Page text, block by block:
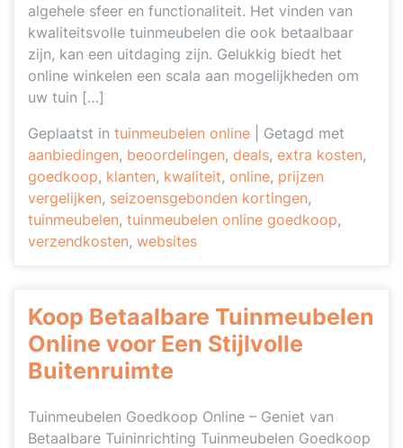
algehele sfeer en functionaliteit. Het vinden van
kwaliteitsvolle tuinmeubelen die ook betaalbaar
zijn, kan een uitdaging zijn. Gelukkig biedt het
online winkelen een scala aan mogelijkheden om
uw tuin […]
Geplaatst in tuinmeubelen online
Getagd met
aanbiedingen, beoordelingen, deals, extra kosten,
goedkoop, klanten, kwaliteit, online, prijzen
vergelijken, seizoensgebonden kortingen,
tuinmeubelen, tuinmeubelen online goedkoop,
verzendkosten, websites
Koop Betaalbare Tuinmeubelen
Online voor Een Stijlvolle
Buitenruimte
Tuinmeubelen Goedkoop Online – Geniet van
Betaalbare Tuininrichting Tuinmeubelen Goedkoop